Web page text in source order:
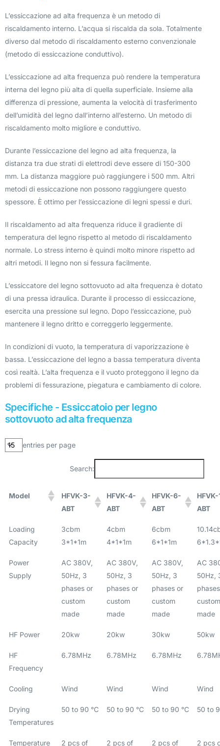
L’essiccazione ad alta frequenza è un metodo di
riscaldamento interno. L’acqua si riscalda da sola. Totalmente
diverso dal metodo di riscaldamento esterno convenzionale
(metodo di essiccazione conduttivo).
L’essiccazione ad alta frequenza può rendere la temperatura
interna del legno più alta di quella superficiale. Insieme alla
differenza di pressione, aumenta la velocità di trasferimento
dell’umidità del legno dall’interno all’esterno. Un metodo di
riscaldamento molto migliore e conduttivo.
Durante l’essiccazione del legno ad alta frequenza, la
distanza tra due strati di elettrodi deve essere di 150-300
mm. La distanza maggiore può raggiungere i 500 mm. Altri
metodi di essiccazione non possono raggiungere questo
spessore. È ottimo per l’essiccazione di legni spessi e duri.
Il riscaldamento ad alta frequenza riduce il gradiente di
temperatura del legno rispetto al metodo di riscaldamento
normale. Lo stress interno è quindi molto minore rispetto ad
altri metodi. Il legno non si fessura facilmente.
L’essiccatore del legno sottovuoto ad alta frequenza è dotato
di una pressa idraulica. Durante il processo di essiccazione,
esercita una pressione sul legno. Dopo l’essiccazione, può
mantenere il legno dritto e correggerlo leggermente.
In condizioni di vuoto, la temperatura di vaporizzazione è
bassa. L’essiccazione del legno a bassa temperatura diventa
così realtà. L’alta frequenza e il vuoto proteggono il legno da
problemi di fessurazione, piegatura e cambiamento di colore.
Specifiche - Essiccatoio per legno
sottovuoto ad alta frequenza
entries per page
Search:
Model
HFVK-3-
ABT
HFVK-4-
ABT
HFVK-6-
ABT
ABT
Loading
Capacity
3cbm
3*1*1m
4cbm
4*1*1m
6cbm
6*1*1m
Power
Supply
AC 380V,
50Hz, 3
phases or
custom
made
AC 380V,
50Hz, 3
phases or
custom
made
AC 380V,
50Hz, 3
phases or
custom
made
AC
50Hz,
custom
made
HF Power 20kw 20kw 30kw 50kw
HF
Frequency
6.78MHz 6.78MHz 6.78MHz
Cooling Wind Wind Wind Wind
Drying
Temperatures
50 to 90 °C 50 to 90 °C 50 to 90 °C 50 to
Temperature 2 pcs of 2 pcs of 2 pcs of 2 pcs